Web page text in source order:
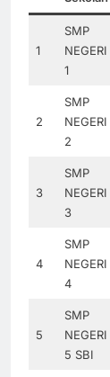
1
SMP
NEGERI
1
2
SMP
NEGERI
2
3
SMP
NEGERI
3
4
SMP
NEGERI
4
5
SMP
NEGERI
5 SBI